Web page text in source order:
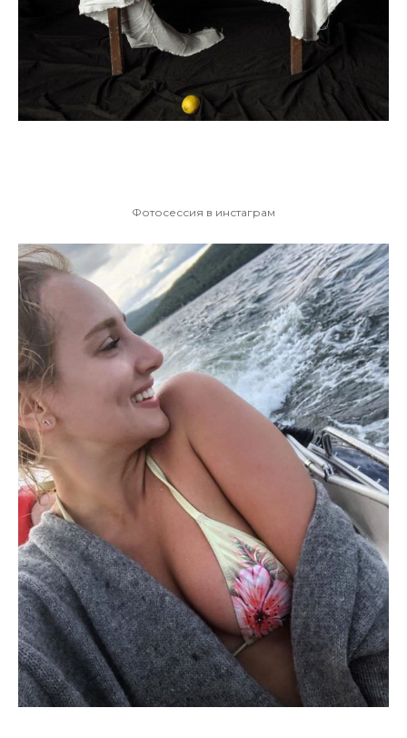
Фотосессия в инстаграм